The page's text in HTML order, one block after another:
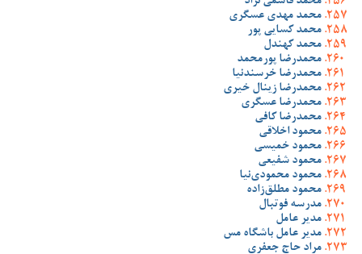
محمد مهدی عسگری
محمد کسایی پور
محمد کهندل
محمدرضا پورمحمد
محمدرضا خرسندنیا
محمدرضا زینال خیری
محمدرضا عسگری
محمدرضا کافی
محمود اخلاقی
محمود خمیسی
محمود شفیعی
محمود محمودی‌نیا
محمود مطلق‌زاده
مدرسه فوتبال
مدیر عامل
مدیر عامل باشگاه مس
مراد حاج جعفری